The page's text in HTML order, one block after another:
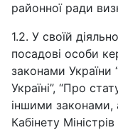
районної ради
1.2. У своїй
посадові особи
законами України
Україні”, “Про
іншими законами,
Кабінету